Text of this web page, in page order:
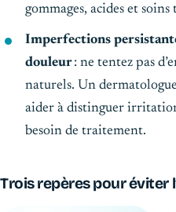
gommages, acides et
Imperfections
douleur: ne tentez pas
naturels. Un
aider à distinguer
besoin de traitement.
Trois repères pour éviter